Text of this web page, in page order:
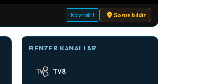
Kaynak 1 Sorun bildir
BENZER KANALLAR
TV8